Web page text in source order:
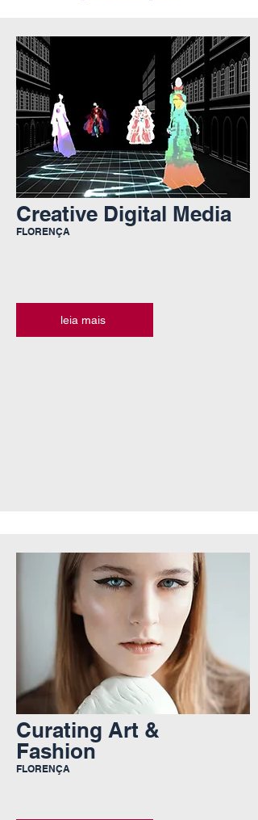
Creative Digital Media
FLORENÇA
leia mais
Curating Art &
Fashion
FLORENÇA